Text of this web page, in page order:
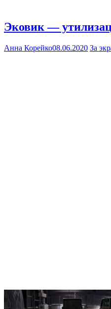
Эковик —
Анна Корейко08.06.2020 За